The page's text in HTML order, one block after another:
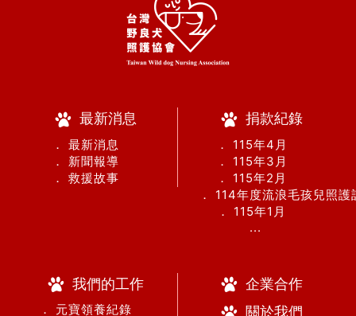
最新消息
． 最新消息
． 新聞報導
． 救援故事
捐款紀錄
． 115年4月
． 115年3月
． 115年2月
． 114年度流浪毛孩兒照
． 115年1月
...
我們的工作
． 元寶領養紀錄
企業合作
關於我們